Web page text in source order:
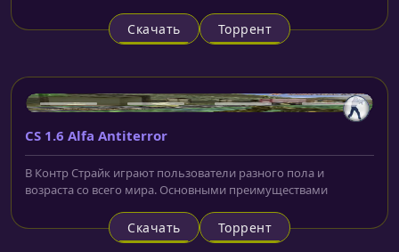
Скачать Торрент
CS 1.6 Alfa Antiterror
В Контр Страйк играют пользователи разного пола и
возраста со всего мира. Основными преимуществами
Скачать Торрент